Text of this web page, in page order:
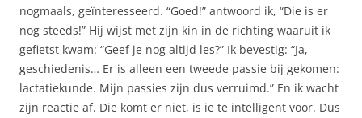
nogmaals, geïnteresseerd. “Goed!” antwoord ik, “Die is er
nog steeds!” Hij wijst met zijn kin in de richting waaruit ik
gefietst kwam: “Geef je nog altijd les?” Ik bevestig: “Ja,
geschiedenis… Er is alleen een tweede passie bij gekomen:
lactatiekunde. Mijn passies zijn dus verruimd.” En ik wacht
zijn reactie af. Die komt er niet, is ie te intelligent voor. Dus